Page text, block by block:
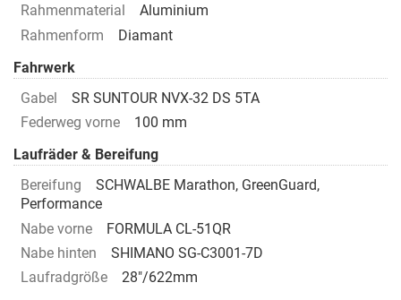
Rahmenmaterial
Aluminium
Rahmenform
Diamant
Fahrwerk
Gabel
SR SUNTOUR NVX-32 DS 5TA
Federweg vorne
100 mm
Laufräder & Bereifung
Bereifung
SCHWALBE Marathon, GreenGuard,
Performance
Nabe vorne
FORMULA CL-51QR
Nabe hinten
SHIMANO SG-C3001-7D
Laufradgröße
28"/622mm